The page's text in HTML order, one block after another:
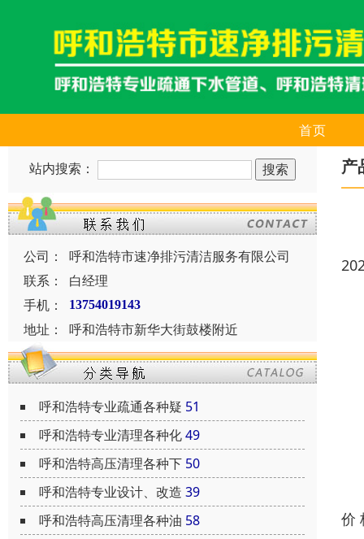
首页
站内搜索：
公司：
呼和浩特市速净排污清洁服务有限公司
联系：
白经理
手机：
13754019143
地址： 呼和浩特市新华大街鼓楼附近
呼和浩特专业疏通各种疑 51
呼和浩特专业清理各种化49
呼和浩特高压清理各种下 50
呼和浩特专业设计、改造 39
呼和浩特高压清理各种油 58
产
价